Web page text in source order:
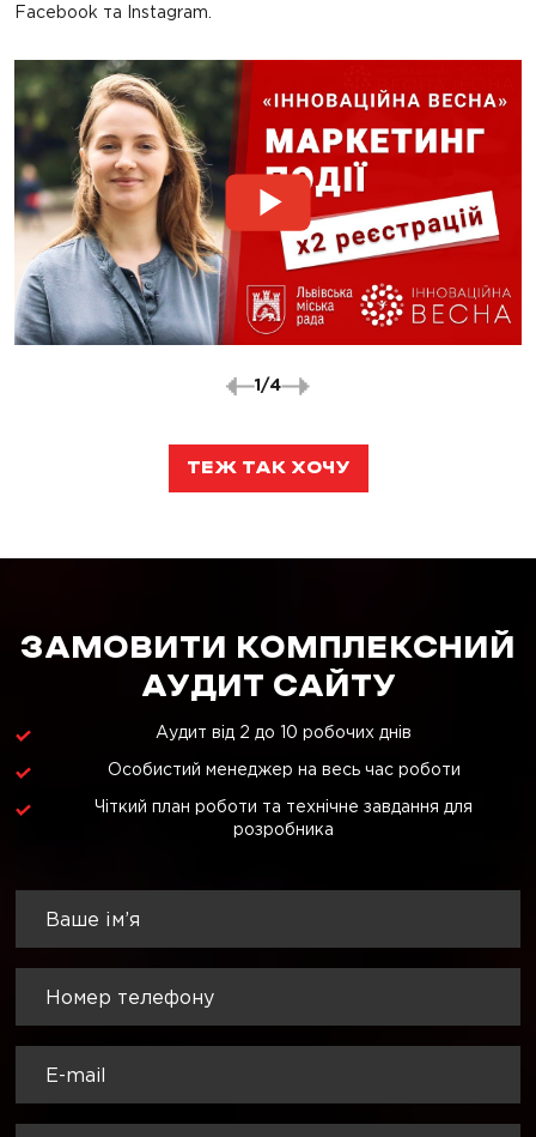
Facebook та Instagram.
1/4
ТЕЖ ТАК ХОЧУ
ЗАМОВИТИ КОМПЛЕКСНИЙ
АУДИТ САЙТУ
Аудит від 2 до 10 робочих днів
Особистий менеджер на весь час роботи
Чіткий план роботи та технічне завдання для
розробника